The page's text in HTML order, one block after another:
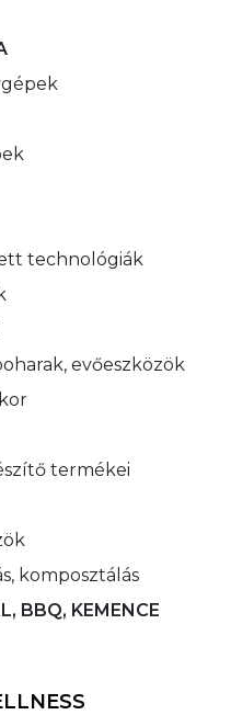
technológiák
evőeszközök
termékei
komposztálás
BBQ, KEMENCE